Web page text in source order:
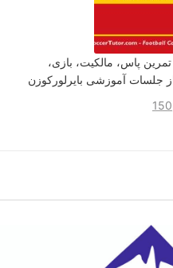
خرید آنلاین کتاب ژابی آلونسو - 82 تمرین پاس، مالکیت، بازی،
جلسات آموزشی بایرلورکوزن